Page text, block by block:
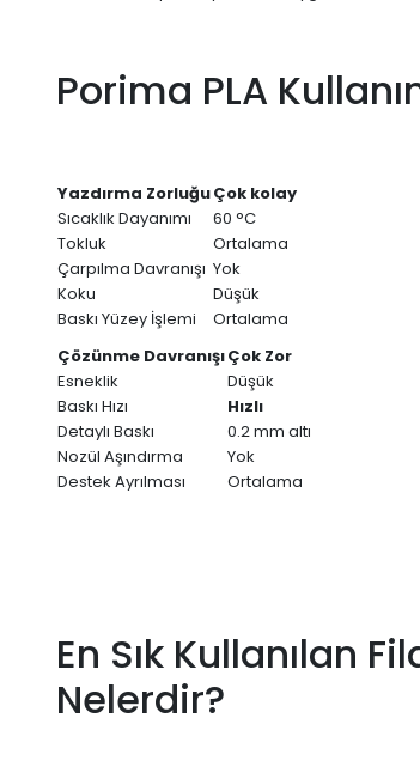
Porima PLA
Yazdırma ZorluğuÇok kolay
Sıcaklık Dayanımı
60 °C
Tokluk
Ortalama
Çarpılma Davranışı Yok
Koku
Düşük
Baskı Yüzey İşlemi
Ortalama
Çözünme DavranışıÇok Zor
Esneklik
Düşük
Baskı Hızı
Hızlı
Detaylı Baskı
0.2 mm altı
Nozül Aşındırma
Yok
Destek Ayrılması
Ortalama
En Sık Kullanılan
Nelerdir?